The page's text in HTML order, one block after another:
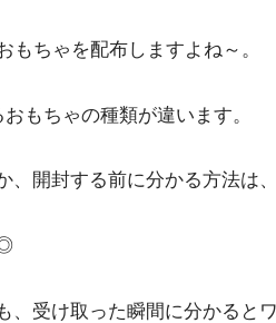
もちゃを配布しますよね～。
もちゃの種類が違います。
開封する前に分かる方法は、
、受け取った瞬間に分かると